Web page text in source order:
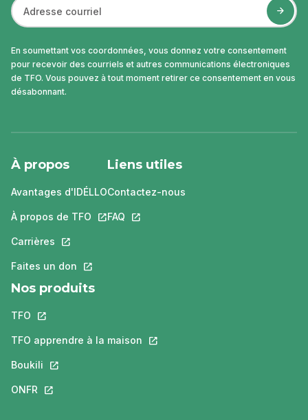
En soumettant vos coordonnées, vous donnez votre consentement
pour recevoir des courriels et autres communications électroniques
de TFO. Vous pouvez à tout moment retirer ce consentement en vous
désabonnant.
À propos
Avantages d'IDÉLLO
À propos de TFO Ce lien s'ouvrira dans un nouvel onglet.
Carrières Ce lien s'ouvrira dans un nouvel onglet.
Faites un don Ce lien s'ouvrira dans un nouvel onglet.
Liens utiles
Contactez-nous
FAQ Ce lien s'ouvrira dans un nouvel
Nos produits
TFO Ce lien s'ouvrira dans un nouvel onglet.
TFO apprendre à la maison Ce lien s'ouvrira dans un nouvel
Boukili Ce lien s'ouvrira dans un nouvel onglet.
ONFR Ce lien s'ouvrira dans un nouvel onglet.